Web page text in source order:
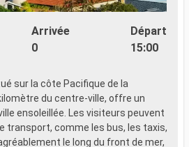
Arrivée
0
Départ
15:00
sur la côte Pacifique de la
du centre-ville, offre un
ensoleillée. Les visiteurs peuvent
transport, comme les bus, les taxis,
le long du front de mer,